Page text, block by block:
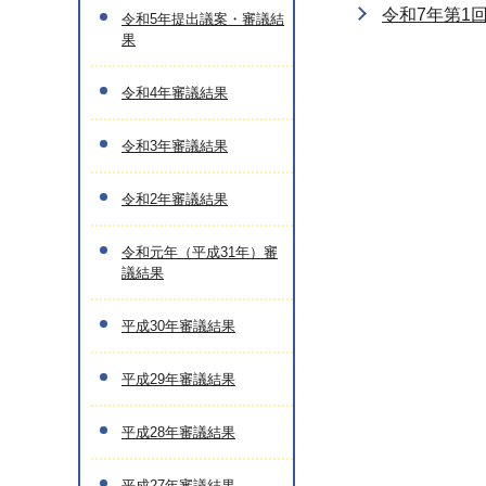
令和7年第1
令和5年提出議案・審議結
果
令和4年審議結果
令和3年審議結果
令和2年審議結果
令和元年（平成31年）審
議結果
平成30年審議結果
平成29年審議結果
平成28年審議結果